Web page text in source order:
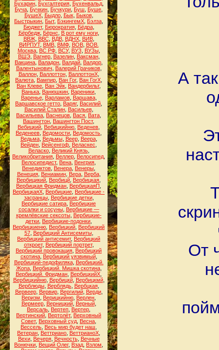
Бухарин, Бухгалтерия, Бухенвальд,
Буча Бучкин Бучкури Буш Буше
БушеХ, Быдло, Бык, Быков,
Быстрыкин Быт, БэкингемХ Бэлза
Бюджет, Бюрократия, Бёдра,
Бёрбедж, Бёрнс В рот ему ноги,
ВВЖ, ВВС, ВДВ, ВДНХ, ВИВ,
ВИРПУТ, ВМВ, ВМФ, ВОВ, ВОВ.
Москва, ВС РФ, ВСУ, ВУЗ ВУЗы,
ВШЭ, Вагнер, Вазелин, Ваксман,
Вакцина Валадон Валдай Валдор
Валентынович
Валерий Грачиков,
Валлон, Валлоттон, ВаллоттонХ,
Валюта Вампир Ван Гог, Ван ГогХ
Ван Клеве Ван Эйк Вандербильт,
Ванька Ванюшкин Вареники
Варенье, Варламов, Варшава,
Варшавское гетто Варяг, Василий
Василий Сталин, Васильев,
Васильева Васнецов Вася Вата
Вашингтон Вашингтон Пост,
Вебицкий Вебицкийню Веденев
Веденеев Ведомости Ведомость
Ведьма, Ведьмы, Веер, Веера,
Вейден Вейсенгоф Веласкес
Веласко, Великий Князь,
Великобритания Веллер Велосипед
Велосипедист, Вена Венгрия
Венедиктов Венера Венеры
Венеция, Вениамин, Вера, Верба,
Вербицикий Вербицй Вербицкая
Вербицкая Фридман ВербицкаяП
ВербицкаяХ Вербицкие Вербицкие -
засранцы, Вербицкие детки,
Вербицкие сатира Вербицкие
сосалки и сосуны, Вербицкие —
кремлёвские сексоты, Вербицкие-
детки Вербицкие-подонки
Вербицкиеню Вербицкий Вербицкий
57, Вербицкий Антисемиты,
Вербицкий антисемит, Вербицкий
откроет, Вербицкий портрет,
Вербицкий провокация Вербицкий
скотина, Вербицкий уязвимый,
Вербицкий-педофиляка, Вербицкий.
Жопа, Вербицкий. Мишка скотина,
Вербицкий. Фридман ВербицкийХ
Вербицкийню, Вербицкй, Вербицкмй,
Верблюды, Верблядь, Вербцкая,
Вервеер, Вервир, Вергилий, Верди,
Веризм
Верицкийню Верлен
Вермеер, Верницкий, Верный,
Версаль Вертеп Вертер
Вертинский Вертолёт, Верховный
Совет, Верховный суд Весна
Вессель Весь мир будет наш
Ветеран Веттриано ВеттрианоХ
Вехи, Вечеря, Вечность, Вечные
Вонючки Вещий Олег, Взад Взлом
А
От